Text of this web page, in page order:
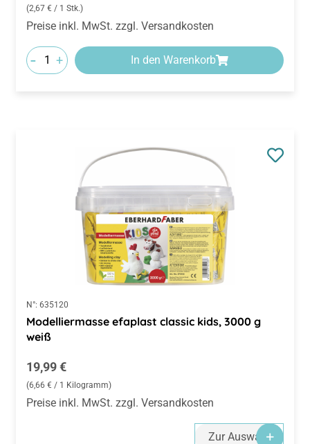
(2,67 € / 1 Stk.)
Preise inkl. MwSt. zzgl. Versandkosten
- + In den Warenkorb
N°: 635120
Modelliermasse efaplast classic kids, 3000 g
weiß
Regulärer Preis:
19,99 €
(6,66 € / 1 Kilogramm)
Preise inkl. MwSt. zzgl. Versandkosten
Zur Auswahl